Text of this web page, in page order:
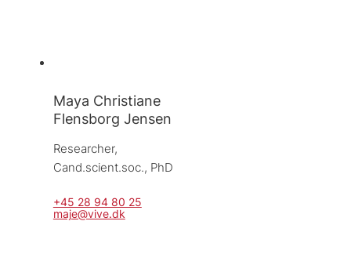
Maya Christiane
Flensborg Jensen
Researcher,
Cand.scient.soc., PhD
+45 28 94 80 25
maje@vive.dk